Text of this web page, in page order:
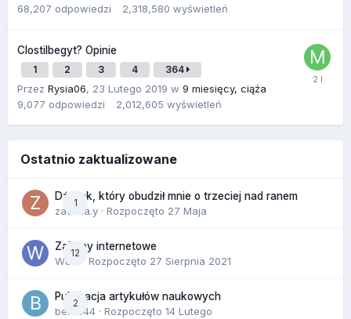
68,207 odpowiedzi 2,318,580 wyświetleń
Clostilbegyt? Opinie
1 2 3 4 364
Przez Rysia06, 23 Lutego 2019 w 9 miesięcy, ciąża
9,077 odpowiedzi 2,012,605 wyświetleń
Ostatnio zaktualizowane
1
Dźwięk, który obudził mnie o trzeciej nad ranem
zackr.a.y · Rozpoczęto 27 Maja
12
Zakupy internetowe
Wula
· Rozpoczęto 27 Sierpnia 2021
2
Publikacja artykułów naukowych
berus44 · Rozpoczęto 14 Lutego